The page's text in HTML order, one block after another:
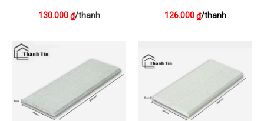
130.000₫/thanh 126.000₫/thanh